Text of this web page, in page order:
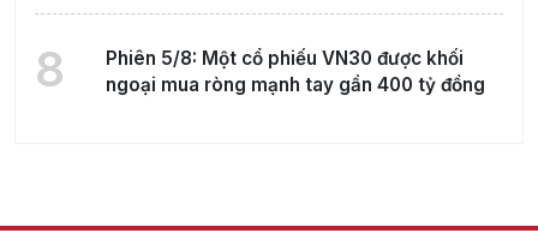
8
Phiên 5/8: Một cổ phiếu VN30 được khối
ngoại mua ròng mạnh tay gần 400 tỷ đồng